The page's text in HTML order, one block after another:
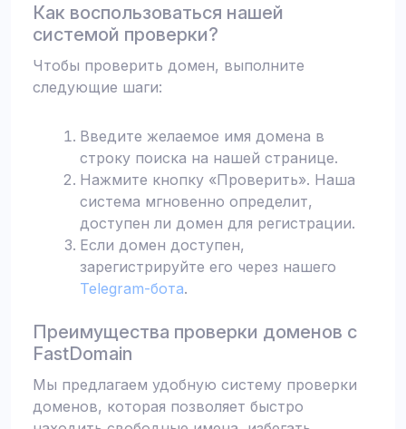
Как воспользоваться нашей
системой проверки?
Чтобы проверить домен, выполните
следующие шаги:
Введите желаемое имя домена в
строку поиска на нашей странице.
Нажмите кнопку «Проверить». Наша
система мгновенно определит,
доступен ли домен для регистрации.
Если домен доступен,
зарегистрируйте его через нашего
Telegram-бота.
Преимущества проверки доменов с
FastDomain
Мы предлагаем удобную систему проверки
доменов, которая позволяет быстро